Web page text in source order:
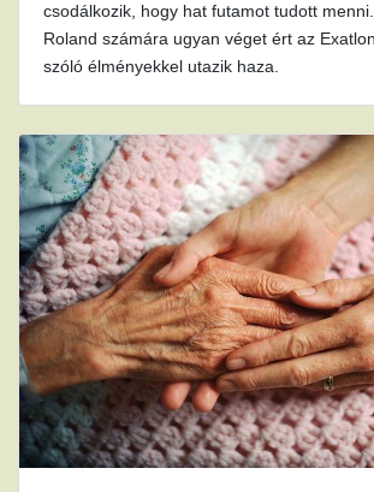
csodálkozik, hogy hat futamot tudott
Roland számára ugyan véget ért az
szóló élményekkel utazik haza.